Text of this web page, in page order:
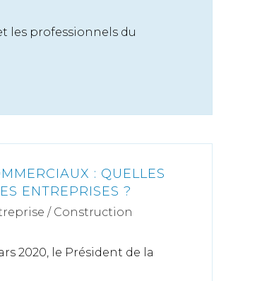
les professionnels du
: QUELLES
ENTREPRISES ?
/ Construction
2020, le Président de la